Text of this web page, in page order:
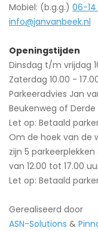
Mobiel: (b.g.g.) 06-14
info@janvanbeek.nl
Openingstijden
Dinsdag t/m vrijdag
Zaterdag 10.00 -
Parkeeradvies Jan
Beukenweg of
Let op: Betaald
Om de hoek van de
zijn 5
van 12.00 tot 17.00
Let op: Betaald
Gerealiseerd door
ASN-Solutions &